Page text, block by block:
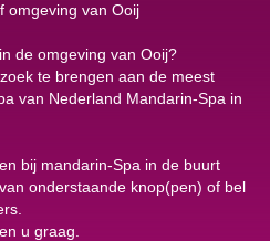
omgeving van Ooij
de omgeving van Ooij?
te brengen aan de meest
van Nederland Mandarin-Spa in
bij mandarin-Spa in de buurt
onderstaande knop(pen) of bel
u graag.